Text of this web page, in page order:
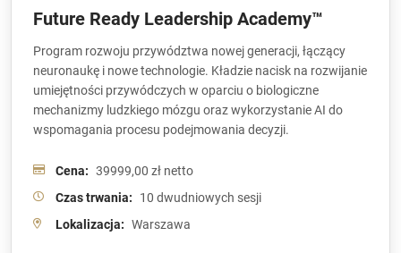
Future Ready Leadership Academy™
Program rozwoju przywództwa nowej generacji, łączący
neuronaukę i nowe technologie. Kładzie nacisk na rozwijanie
umiejętności przywódczych w oparciu o biologiczne
mechanizmy ludzkiego mózgu oraz wykorzystanie AI do
wspomagania procesu podejmowania decyzji.
Cena: 39999,00 zł netto
Czas trwania:
10 dwudniowych sesji
Lokalizacja: Warszawa